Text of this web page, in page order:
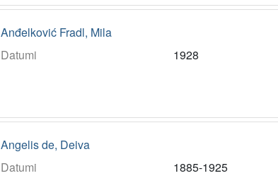
Anđelković Fradl, Mila
Datumi
1928
Angelis de, Deiva
Datumi
1885-1925